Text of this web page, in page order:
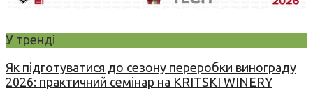
У тренді
Як підготуватися до сезону переробки винограду
2026: практичний семінар на KRITSKI WINERY